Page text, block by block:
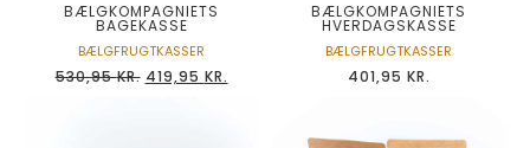
BÆLGKOMPAGNIETS
BAGEKASSE
BÆLGFRUGTKASSER
530,95KR. 419,95 KR.
BÆLGKOMPAGNIETS
HVERDAGSKASSE
BÆLGFRUGTKASSER
401,95 KR.